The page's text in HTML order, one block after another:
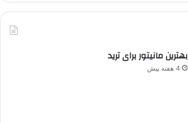
بهترین مانیتور برای ترید
4 هفته پیش